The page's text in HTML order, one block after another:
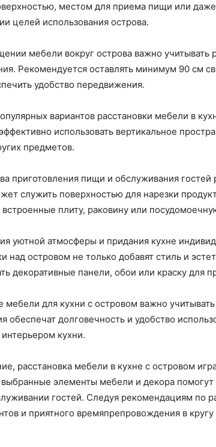
местом для приема пищи или
целей использования острова.
мебели вокруг острова важно
Рекомендуется оставлять минимум 90 см
удобство передвижения.
вариантов расстановки мебели в
использовать вертикальное
предметов.
приготовления пищи и обслуживания
служить поверхностью для нарезки
встроенные плиту, раковину или
уютной атмосферы и придания кухне
над островом не только добавят стиль и
декоративные панели, обои или краску для
мебели для кухни с островом важно
обеспечат долговечность и удобство
кухни.
расстановка мебели в кухне с островом
элементы мебели и декора помогут
гостей. Следуя рекомендациям по
и приятного времяпрепровождения в